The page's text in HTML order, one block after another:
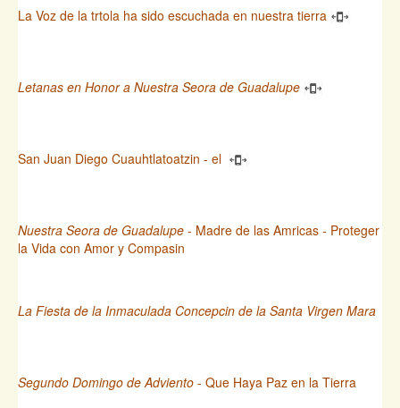
La Voz de la trtola ha sido escuchada en nuestra tierra
Letanas en Honor a Nuestra Seora de Guadalupe
San Juan Diego Cuauhtlatoatzin - el
Nuestra Seora de Guadalupe - Madre de las Amricas - Proteger
la Vida con Amor y Compasin
La Fiesta de la Inmaculada Concepcin de la Santa Virgen Mara
Segundo Domingo de Adviento - Que Haya Paz en la Tierra